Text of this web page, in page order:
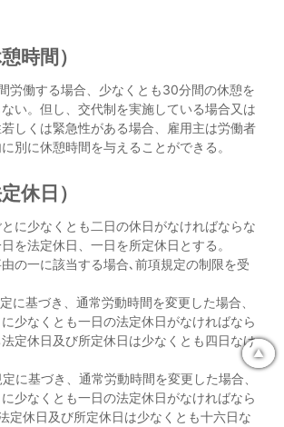
時間）
労働する場合、少なくとも30分間の休憩を
い。但し、交代制を実施している場合又は
しくは緊急性がある場合、雇用主は労働者
別に休憩時間を与えることができる。
休日）
に少なくとも二日の休日がなければならな
を法定休日、一日を所定休日とする。
の一に該当する場合､前項規定の制限を受
に基づき、通常労動時間を変更した場合、
少なくとも一日の法定休日がなければなら
定休日及び所定休日は少なくとも四日なけ
に基づき、通常労動時間を変更した場合、
少なくとも一日の法定休日がなければなら
定休日及び所定休日は少なくとも十六日な
▲